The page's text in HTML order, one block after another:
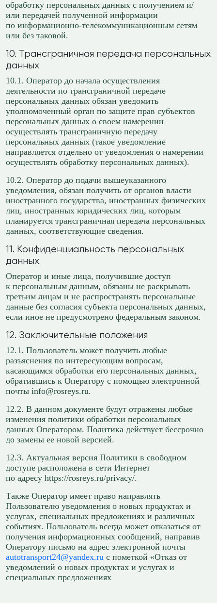
обработку персональных данных с получением и/
или передачей полученной информации
по информационно-телекоммуникационным сетям
или без таковой.
10. Трансграничная передача персональных
данных
10.1. Оператор до начала осуществления
деятельности по трансграничной передаче
персональных данных обязан уведомить
уполномоченный орган по защите прав субъектов
персональных данных о своем намерении
осуществлять трансграничную передачу
персональных данных (такое уведомление
направляется отдельно от уведомления о намерении
осуществлять обработку персональных данных).
10.2. Оператор до подачи вышеуказанного
уведомления, обязан получить от органов власти
иностранного государства, иностранных физических
лиц, иностранных юридических лиц, которым
планируется трансграничная передача персональных
данных, соответствующие сведения.
11. Конфиденциальность персональных
данных
Оператор и иные лица, получившие доступ
к персональным данным, обязаны не раскрывать
третьим лицам и не распространять персональные
данные без согласия субъекта персональных данных,
если иное не предусмотрено федеральным законом.
12. Заключительные положения
12.1. Пользователь может получить любые
разъяснения по интересующим вопросам,
касающимся обработки его персональных данных,
обратившись к Оператору с помощью электронной
почты info@rosreys.ru.
12.2. В данном документе будут отражены любые
изменения политики обработки персональных
данных Оператором. Политика действует бессрочно
до замены ее новой версией.
12.3. Актуальная версия Политики в свободном
доступе расположена в сети Интернет
по адресу https://rosreys.ru/privacy/.
Также Оператор имеет право направлять
Пользователю уведомления о новых продуктах и
услугах, специальных предложениях и различных
событиях. Пользователь всегда может отказаться от
получения информационных сообщений, направив
Оператору письмо на адрес электронной почты
autotransport24@yandex.ru с пометкой «Отказ от
уведомлений о новых продуктах и услугах и
специальных предложениях